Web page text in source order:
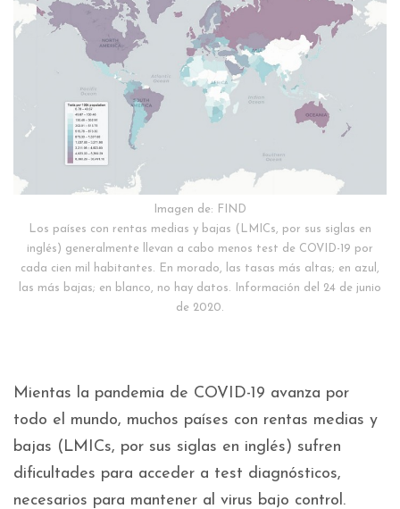
Imagen de: FIND
Los países con rentas medias y bajas (LMICs, por sus siglas en
inglés) generalmente llevan a cabo menos test de COVID-19 por
cada cien mil habitantes. En morado, las tasas más altas; en azul,
las más bajas; en blanco, no hay datos. Información del 24 de junio
de 2020.
Mientas la pandemia de COVID-19 avanza por
todo el mundo, muchos países con rentas medias y
bajas (LMICs, por sus siglas en inglés) sufren
dificultades para acceder a test diagnósticos,
necesarios para mantener al virus bajo control.